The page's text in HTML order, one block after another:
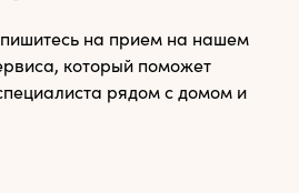
на прием на нашем
который поможет
рядом с домом и